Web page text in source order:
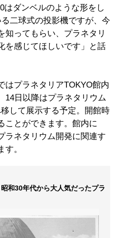
はダンベルのような形をし
二球式の投影機ですが、今
知ってもらい、プラネタリ
を感じてほしいです」と話
はプラネタリアTOKYO館内
14日以降はプラネタリウム
して展示する予定。開館時
ことができます。館内に
ラネタリウム開発に関連す
。
和30年代から大人気だったプラ